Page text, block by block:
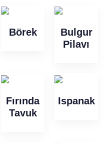
Börek
Bulgur
Pilavı
Fırında
Tavuk
Ispanak